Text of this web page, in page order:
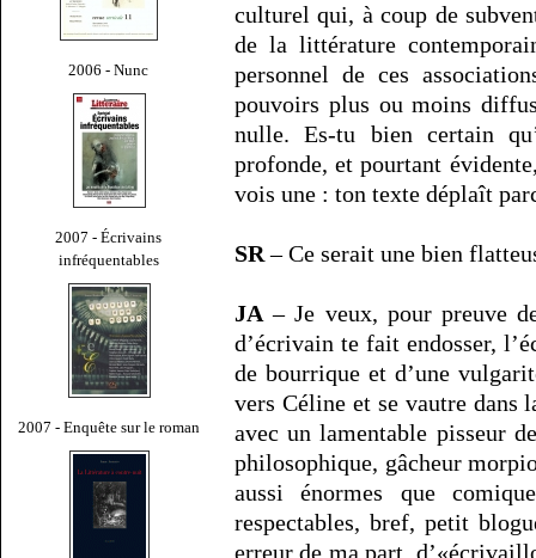
2006 - Nunc
2007 - Écrivains
infréquentables
2007 - Enquête sur le roman
culturel qui, à coup de
de la littérature
personnel de ces
pouvoirs plus ou moins
nulle. Es-tu bien certain
profonde, et pourtant
vois une : ton texte déplaît
SR – Ce serait une bien
JA – Je veux, pour preuve
d’écrivain te fait endosser,
de bourrique et d’une
vers Céline et se vautre dans
avec un lamentable pisseur
philosophique, gâcheur
aussi énormes que
respectables, bref, petit
erreur de ma part,